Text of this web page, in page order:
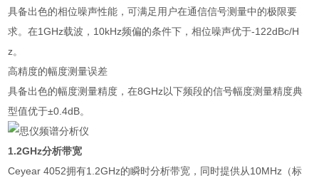
具备出色的相位噪声性能，可满足用户在通信信号测量中的极限要
求。在1GHz载波，10kHz频偏的条件下，相位噪声优于-122dBc/H
z。
高精度的幅度测量误差
具备出色的幅度测量精度，在8GHz以下频段的信号幅度测量精度典
型值优于±0.4dB。
1.2GHz分析带宽
Ceyear 4052拥有1.2GHz的瞬时分析带宽，同时提供从10MHz（标